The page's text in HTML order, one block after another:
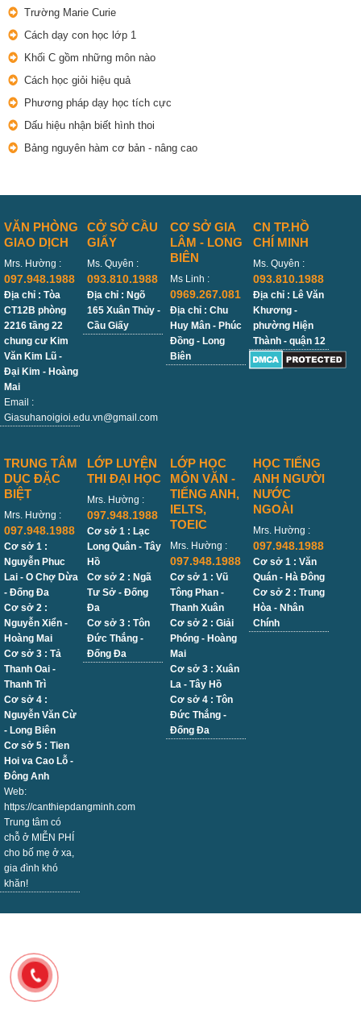
Trường Marie Curie
Cách dạy con học lớp 1
Khối C gồm những môn nào
Cách học giỏi hiệu quả
Phương pháp dạy học tích cực
Dấu hiệu nhận biết hình thoi
Bảng nguyên hàm cơ bản - nâng cao
VĂN PHÒNG
GIAO DỊCH
Mrs. Hường :
097.948.1988
Địa chỉ : Tòa
CT12B phòng
2216 tầng 22
chung cư Kim
Văn Kim Lũ -
Đại Kim - Hoàng
Mai
Email :
Giasuhanoigioi.edu.vn@gmail.com
CỞ SỞ CẦU
GIẤY
Ms. Quyên :
093.810.1988
Địa chỉ : Ngõ
165 Xuân Thủy -
Cầu Giấy
CƠ SỞ GIA
LÂM - LONG
BIÊN
Ms Linh :
0969.267.081
Địa chỉ : Chu
Huy Mân - Phúc
Đồng - Long
Biên
CN TP.HỒ
CHÍ MINH
Ms. Quyên :
093.810.1988
Địa chỉ : Lê Văn
Khương -
phường Hiện
Thành - quận 12
TRUNG TÂM
DỤC ĐẶC
BIỆT
Mrs. Hường :
097.948.1988
Cơ sở 1 :
Nguyễn Phuc
Lai - O Chợ Dừa
- Đống Đa
Cơ sở 2 :
Nguyễn Xiển -
Hoàng Mai
Cơ sở 3 : Tả
Thanh Oai -
Thanh Trì
Cơ sở 4 :
Nguyễn Văn Cừ
- Long Biên
Cơ sở 5 : Tien
Hoi va Cao Lỗ -
Đông Anh
Web:
https://canthiepdangminh.com
Trung tâm có
chỗ ở MIỄN PHÍ
cho bố mẹ ở xa,
gia đình khó
khăn!
LỚP LUYỆN
THI ĐẠI HỌC
Mrs. Hường :
097.948.1988
Cơ sở 1 : Lạc
Long Quân - Tây
Hồ
Cơ sở 2 : Ngã
Tư Sở - Đống
Đa
Cơ sở 3 : Tôn
Đức Thắng -
Đống Đa
LỚP HỌC
MÔN VĂN -
TIẾNG ANH,
IELTS,
TOEIC
Mrs. Hường :
097.948.1988
Cơ sở 1 : Vũ
Tông Phan -
Thanh Xuân
Cơ sở 2 : Giải
Phóng - Hoàng
Mai
Cơ sở 3 : Xuân
La - Tây Hồ
Cơ sở 4 : Tôn
Đức Thắng -
Đống Đa
HỌC TIẾNG
ANH NGƯỜI
NƯỚC
NGOÀI
Mrs. Hường :
097.948.1988
Cơ sở 1 : Văn
Quán - Hà Đông
Cơ sở 2 : Trung
Hòa - Nhân
Chính